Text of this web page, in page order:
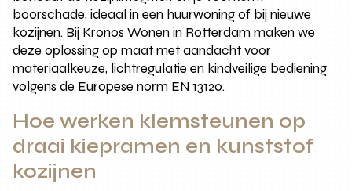
boorschade, ideaal in een huurwoning of bij nieuwe
kozijnen. Bij Kronos Wonen in Rotterdam maken we
deze oplossing op maat met aandacht voor
materiaalkeuze, lichtregulatie en kindveilige bediening
volgens de Europese norm EN 13120.
Hoe werken klemsteunen op
draai kiepramen en kunststof
kozijnen